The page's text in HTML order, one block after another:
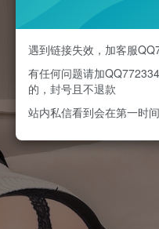
遇到链接失效，加客服
有任何问题请加
的，封号且不退款
站内私信看到会在第一时